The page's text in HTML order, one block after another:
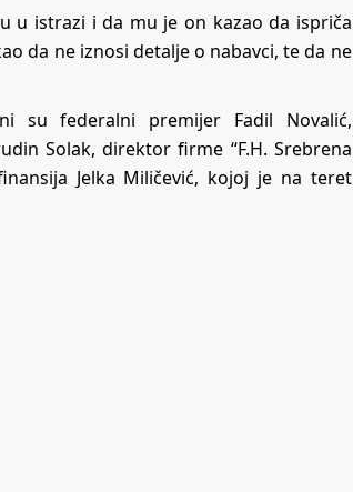
u istrazi i da mu je on kazao da ispriča
da ne iznosi detalje o nabavci, te da ne
su federalni premijer Fadil Novalić,
Solak, direktor firme “F.H. Srebrena
Jelka Miličević, kojoj je na teret